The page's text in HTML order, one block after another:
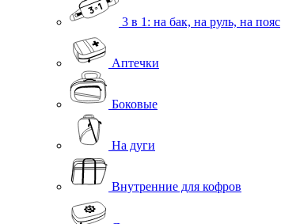
3 в 1: на бак, на руль, на пояс
Аптечки
Боковые
На дуги
Внутренние для кофров